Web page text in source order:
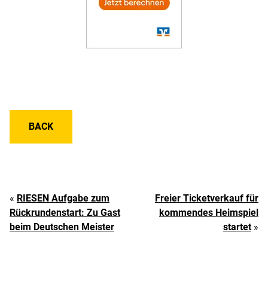
BACK
« RIESEN Aufgabe zum
Rückrundenstart: Zu Gast
beim Deutschen Meister
Freier Ticketverkauf für
kommendes Heimspiel
startet»